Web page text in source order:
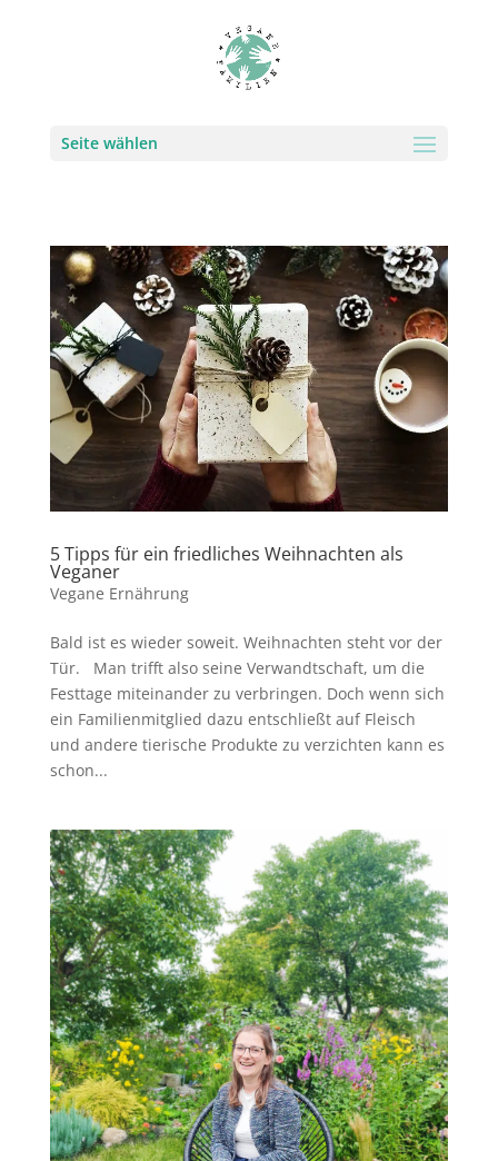
Seite wählen
5 Tipps für ein friedliches Weihnachten als
Veganer
Vegane Ernährung
Bald ist es wieder soweit. Weihnachten steht vor der
Tür. Man trifft also seine Verwandtschaft, um die
Festtage miteinander zu verbringen. Doch wenn sich
ein Familienmitglied dazu entschließt auf Fleisch
und andere tierische Produkte zu verzichten kann es
schon...